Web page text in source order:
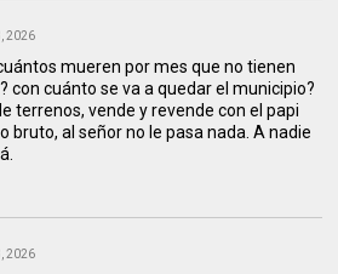
2026
mueren por mes que no tienen
con cuánto se va a quedar el municipio?
terrenos, vende y revende con el papi
bruto, al señor no le pasa nada. A nadie
2026